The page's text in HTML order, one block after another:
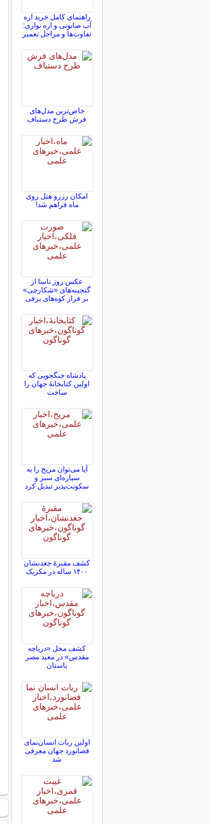
راهنمای کامل خرید اره
آب صابونی و اره نواری:
تفاوت‌ها و مراحل تعمیر
خاص‌ترین مدل‌های
فرش طرح دستباف
امکان رزرو هتل روی
ماه فراهم شد!
عکس روز ناسا از
گنجینه‌های «شکارچی»
بر فراز کوه‌های برفی
پادشاه جنگجویی که
اولین کتابخانۀ جهان را
ساخت
آیا می‌توان مریخ را به
سیاره‌ای سبز و
سکونت‌پذیر تبدیل کرد
کشف مقبرۀ جغدنشان
۱۴۰۰ ساله در مکزیک
کشف محل «دریاچه
مقدس» در معبد مصر
باستان
اولین ربات انسان‌نمای
فضانورد جهان معرفی
شد